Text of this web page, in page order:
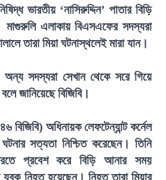
ভারতীয় ‘নাসিরুদ্দিন’ পাতার বিড়ি
মাগুরুলি এলাকায় বিএসএফের সদস্যরা
তারা মিয়া ঘটনাস্থলেই মারা যান।
সদস্যরা সেখান থেকে সরে গিয়ে
জানিয়েছে বিজিবি।
বিজিবি) অধিনায়ক লেফটেন্যান্ট কর্নেল
সত্যতা নিশ্চিত করেছেন। তিনি
প্রবেশ করে বিড়ি আনার সময়
নিহত হয়েছেন। নিহত তারা মিয়ার